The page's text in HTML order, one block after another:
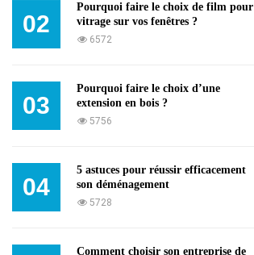
02
Pourquoi faire le choix de film pour
vitrage sur vos fenêtres ?
6572
03
Pourquoi faire le choix d’une
extension en bois ?
5756
04
5 astuces pour réussir efficacement
son déménagement
5728
Comment choisir son entreprise de